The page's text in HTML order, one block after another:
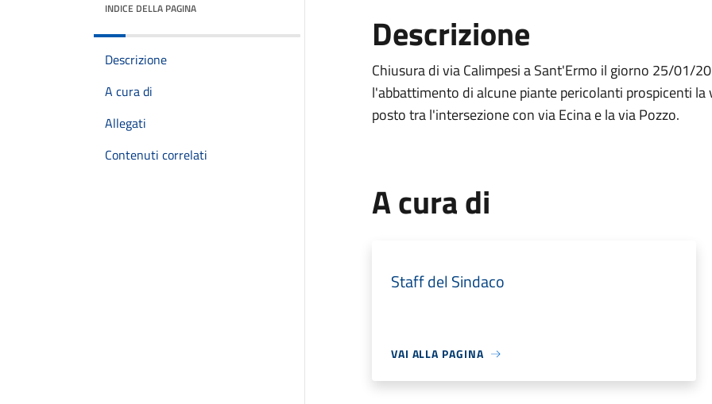
INDICE DELLA PAGINA
Descrizione
A cura di
Allegati
Contenuti correlati
Descrizione
Chiusura di via Calimpesi a Sant'Ermo il giorno 25/01/
l'abbattimento di alcune piante pericolanti prospicenti
posto tra l'intersezione con via Ecina e la via Pozzo.
A cura di
Staff del Sindaco
VAI ALLA PAGINA